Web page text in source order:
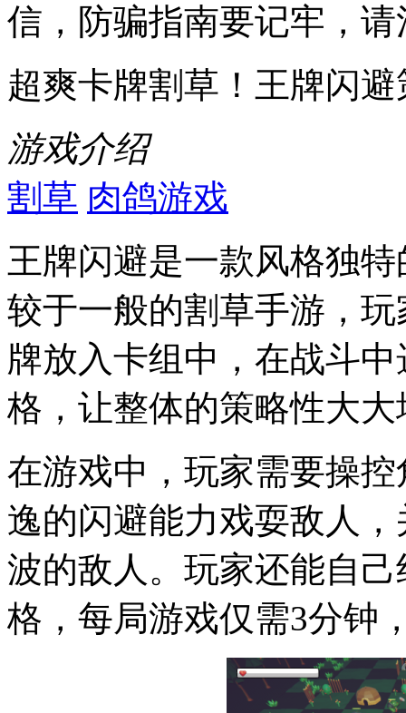
信，防骗指南要记牢，
超爽卡牌割草！王牌闪
游戏介绍
割草 肉鸽游戏
王牌闪避是一款风格独
较于一般的割草手游，
牌放入卡组中，在战斗
格，让整体的策略性大
在游戏中，玩家需要操
逸的闪避能力戏耍敌人
波的敌人。玩家还能自
格，每局游戏仅需3分钟